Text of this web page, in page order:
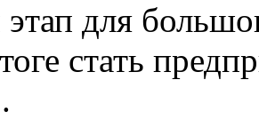
для
стать